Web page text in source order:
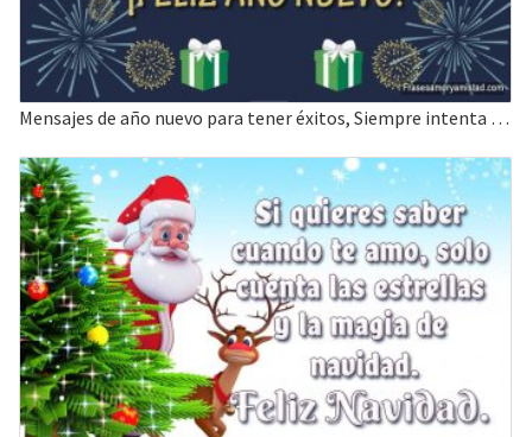
Mensajes de año nuevo para tener éxitos, Siempre intenta ser mejor.